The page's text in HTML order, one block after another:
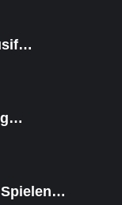
Spielen…